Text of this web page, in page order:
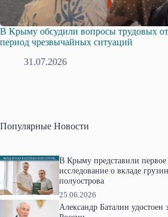
В Крыму обсудили вопросы трудовых
период чрезвычайных ситуаций
31.07.2026
Популярные Новости
В Крыму представили первое
исследование о вкладе
полуострова
25.06.2026
Александр Баталин удостоен